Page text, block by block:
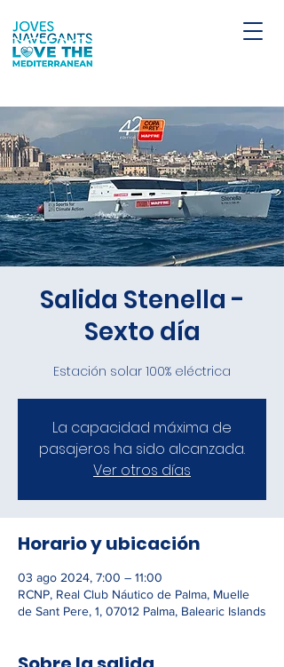
Salida Stenella -
Sexto día
Estación solar 100% eléctrica
La capacidad máxima de
pasajeros ha sido alcanzada.
Ver otros días
Horario y ubicación
03 ago 2024, 7:00 – 11:00
RCNP, Real Club Náutico de Palma, Muelle
de Sant Pere, 1, 07012 Palma, Balearic Islands